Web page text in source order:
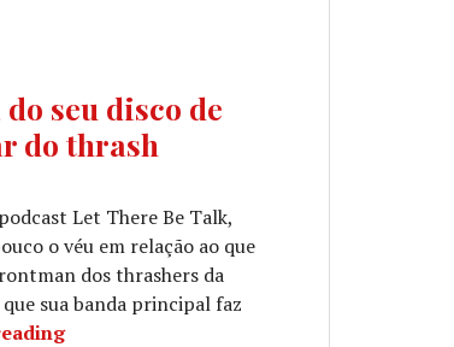
seu disco de
do thrash
Let There Be Talk,
o véu em relação ao que
dos thrashers da
sua banda principal faz
CHUCK BILLY, dos TESTAMENT, fala